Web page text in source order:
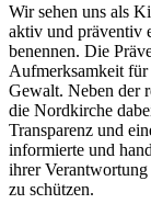
Wir sehen uns als
aktiv und präventiv
benennen. Die
Aufmerksamkeit für
Gewalt. Neben der
die Nordkirche
Transparenz und
informierte und
ihrer
zu schützen.